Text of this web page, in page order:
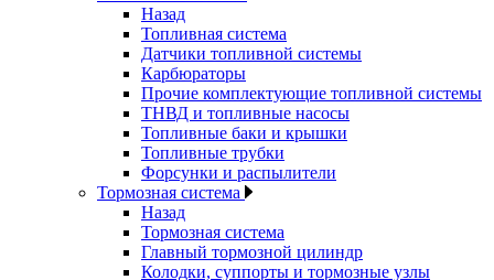
Назад
Топливная система
Датчики топливной системы
Карбюраторы
Прочие комплектующие топливной системы
ТНВД и топливные насосы
Топливные баки и крышки
Топливные трубки
Форсунки и распылители
Тормозная система
Назад
Тормозная система
Главный тормозной цилиндр
Колодки, суппорты и тормозные узлы